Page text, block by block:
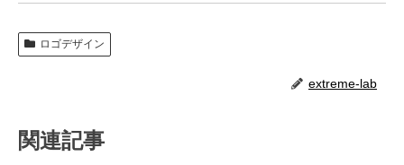
ロゴデザイン
extreme-lab
関連記事